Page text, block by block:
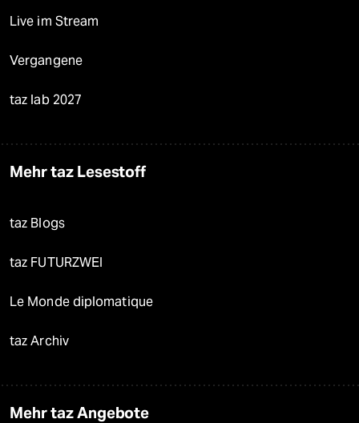
Live im Stream
Vergangene
taz lab 2027
Mehr taz Lesestoff
taz Blogs
taz FUTURZWEI
Le Monde diplomatique
taz Archiv
Mehr taz Angebote